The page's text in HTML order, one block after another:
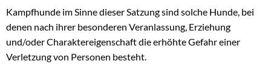
Kampfhunde im Sinne dieser Satzung sind solche Hunde, bei
denen nach ihrer besonderen Veranlassung, Erziehung
und/oder Charaktereigenschaft die erhöhte Gefahr einer
Verletzung von Personen besteht.